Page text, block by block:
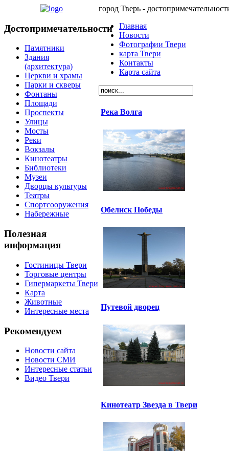
Достопримечательности
Памятники
Здания
(архитектура)
Церкви и храмы
Парки и скверы
Фонтаны
Площади
Проспекты
Улицы
Мосты
Реки
Вокзалы
Кинотеатры
Библиотеки
Музеи
Дворцы культуры
Театры
Спортсооружения
Набережные
Полезная
информация
Гостиницы Твери
Торговые центры
Гипермаркеты Твери
Карта
Животные
Интересные места
Рекомендуем
Новости сайта
Новости СМИ
Интересные статьи
Видео Твери
город Тверь -
Главная
Новости
Фотографии Твери
карта Твери
Контакты
Карта сайта
Река Волга
Обелиск Победы
Путевой дворец
Кинотеатр Звезда в Твери